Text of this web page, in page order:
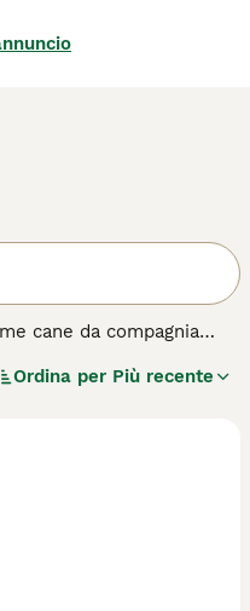
cane da compagnia
vanno a braccetto con
Ordina per Più recente